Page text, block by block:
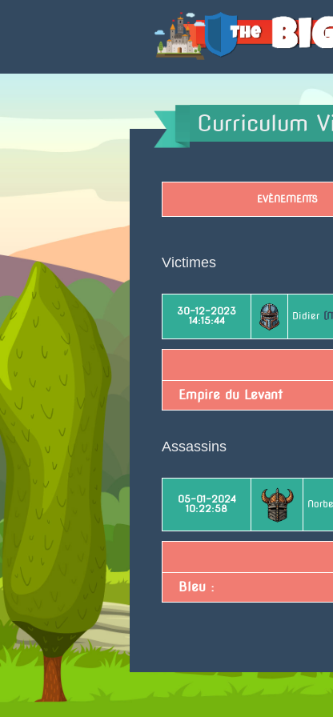
Curriculum
EVÈNEMENTS
Victimes
30-12-2023
14:15:44
Didier
Empire du Levant
Assassins
05-01-2024
10:22:58
Bleu :